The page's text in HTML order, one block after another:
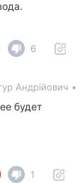
6
Андрійович •
будет
1